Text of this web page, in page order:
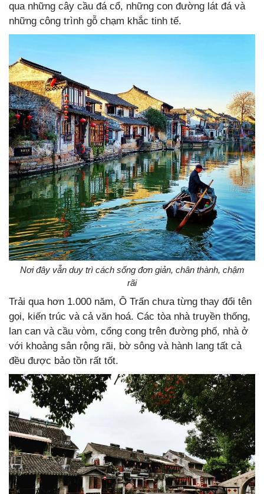
qua những cây cầu đá cổ, những con đường lát đá và
những công trình gỗ chạm khắc tinh tế.
Nơi đây vẫn duy trì cách sống đơn giản, chân thành, chậm
rãi
Trải qua hơn 1.000 năm, Ô Trấn chưa từng thay đổi tên
gọi, kiến trúc và cả văn hoá. Các tòa nhà truyền thống,
lan can và cầu vòm, cổng cong trên đường phố, nhà ở
với khoảng sân rộng rãi, bờ sông và hành lang tất cả
đều được bảo tồn rất tốt.